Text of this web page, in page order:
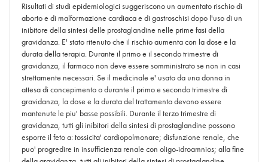
Risultati di studi epidemiologici suggeriscono un aumentato rischio di
aborto e di malformazione cardiaca e di gastroschisi dopo l'uso di un
inibitore della sintesi delle prostaglandine nelle prime fasi della
gravidanza. E' stato ritenuto che il rischio aumenta con la dose e la
durata della terapia. Durante il primo e il secondo trimestre di
gravidanza, il farmaco non deve essere somministrato se non in casi
strettamente necessari. Se il medicinale e' usato da una donna in
attesa di concepimento o durante il primo e secondo trimestre di
gravidanza, la dose e la durata del trattamento devono essere
mantenute le piu' basse possibili. Durante il terzo trimestre di
gravidanza, tutti gli inibitori della sintesi di prostaglandine possono
esporre il feto a: tossicita' cardiopolmonare; disfunzione renale, che
puo' progredire in insufficienza renale con oligo-idroamnios; alla fine